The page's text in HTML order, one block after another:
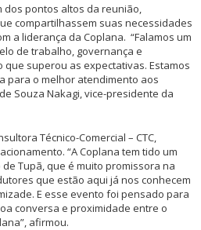
pontos altos da reunião,
compartilhassem suas necessidades
a liderança da Coplana. “Falamos um
de trabalho, governança e
que superou as expectativas. Estamos
para o melhor atendimento aos
Souza Nakagi, vice-presidente da
Técnico-Comercial – CTC,
“A Coplana tem tido um
Tupã, que é muito promissora na
que estão aqui já nos conhecem
E esse evento foi pensado para
conversa e proximidade entre o
afirmou.